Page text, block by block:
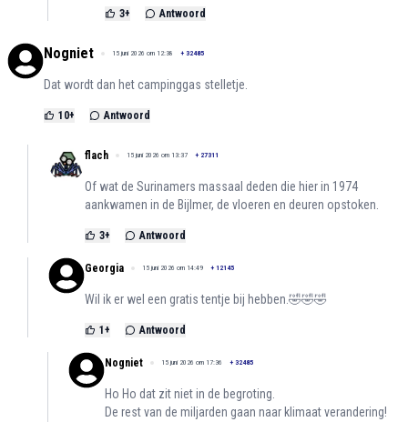
3+ Antwoord
Nogniet 15 juni 2026 om 12:38 + 32485
Dat wordt dan het campinggas stelletje.
10+ Antwoord
flach 15 juni 2026 om 13:37 + 27311
Of wat de Surinamers massaal deden die hier in 1974
aankwamen in de Bijlmer, de vloeren en deuren opstoken.
3+ Antwoord
Georgia 15 juni 2026 om 14:49 + 12145
Wil ik er wel een gratis tentje bij hebben.🤣🤣🤣
1 + Antwoord
Nogniet 15 juni 2026 om 17:36 + 32485
Ho Ho dat zit niet in de begroting.
De rest van de miljarden gaan naar klimaat verandering!